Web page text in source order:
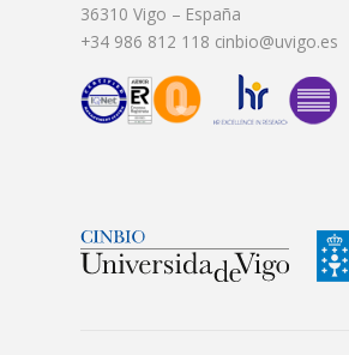
36310 Vigo – España
+34 986 812 118 cinbio@uvigo.es